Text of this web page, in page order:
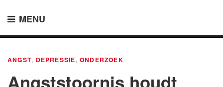
MENU
ANGST, DEPRESSIE, ONDERZOEK
Angststoornis houdt